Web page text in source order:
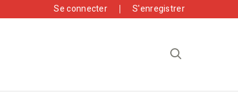
Se connecter S'enregistrer